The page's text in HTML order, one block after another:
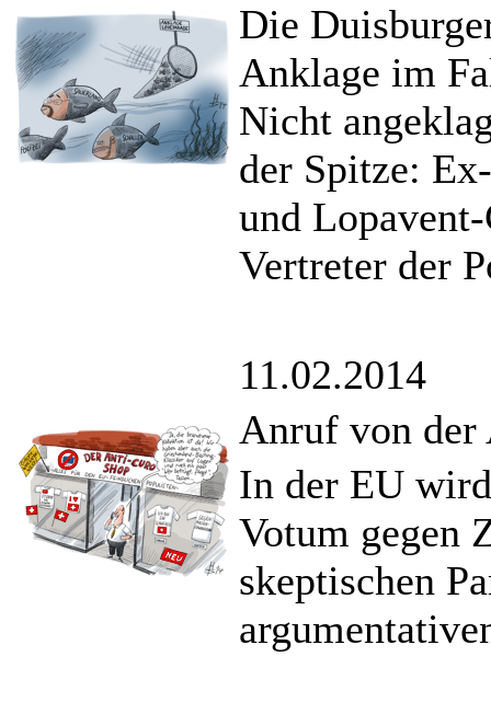
Die
Anklage im
Nicht
der Spitze:
und
Vertreter der
11.02.2014
Anruf von der
In der EU
Votum gegen
skeptischen